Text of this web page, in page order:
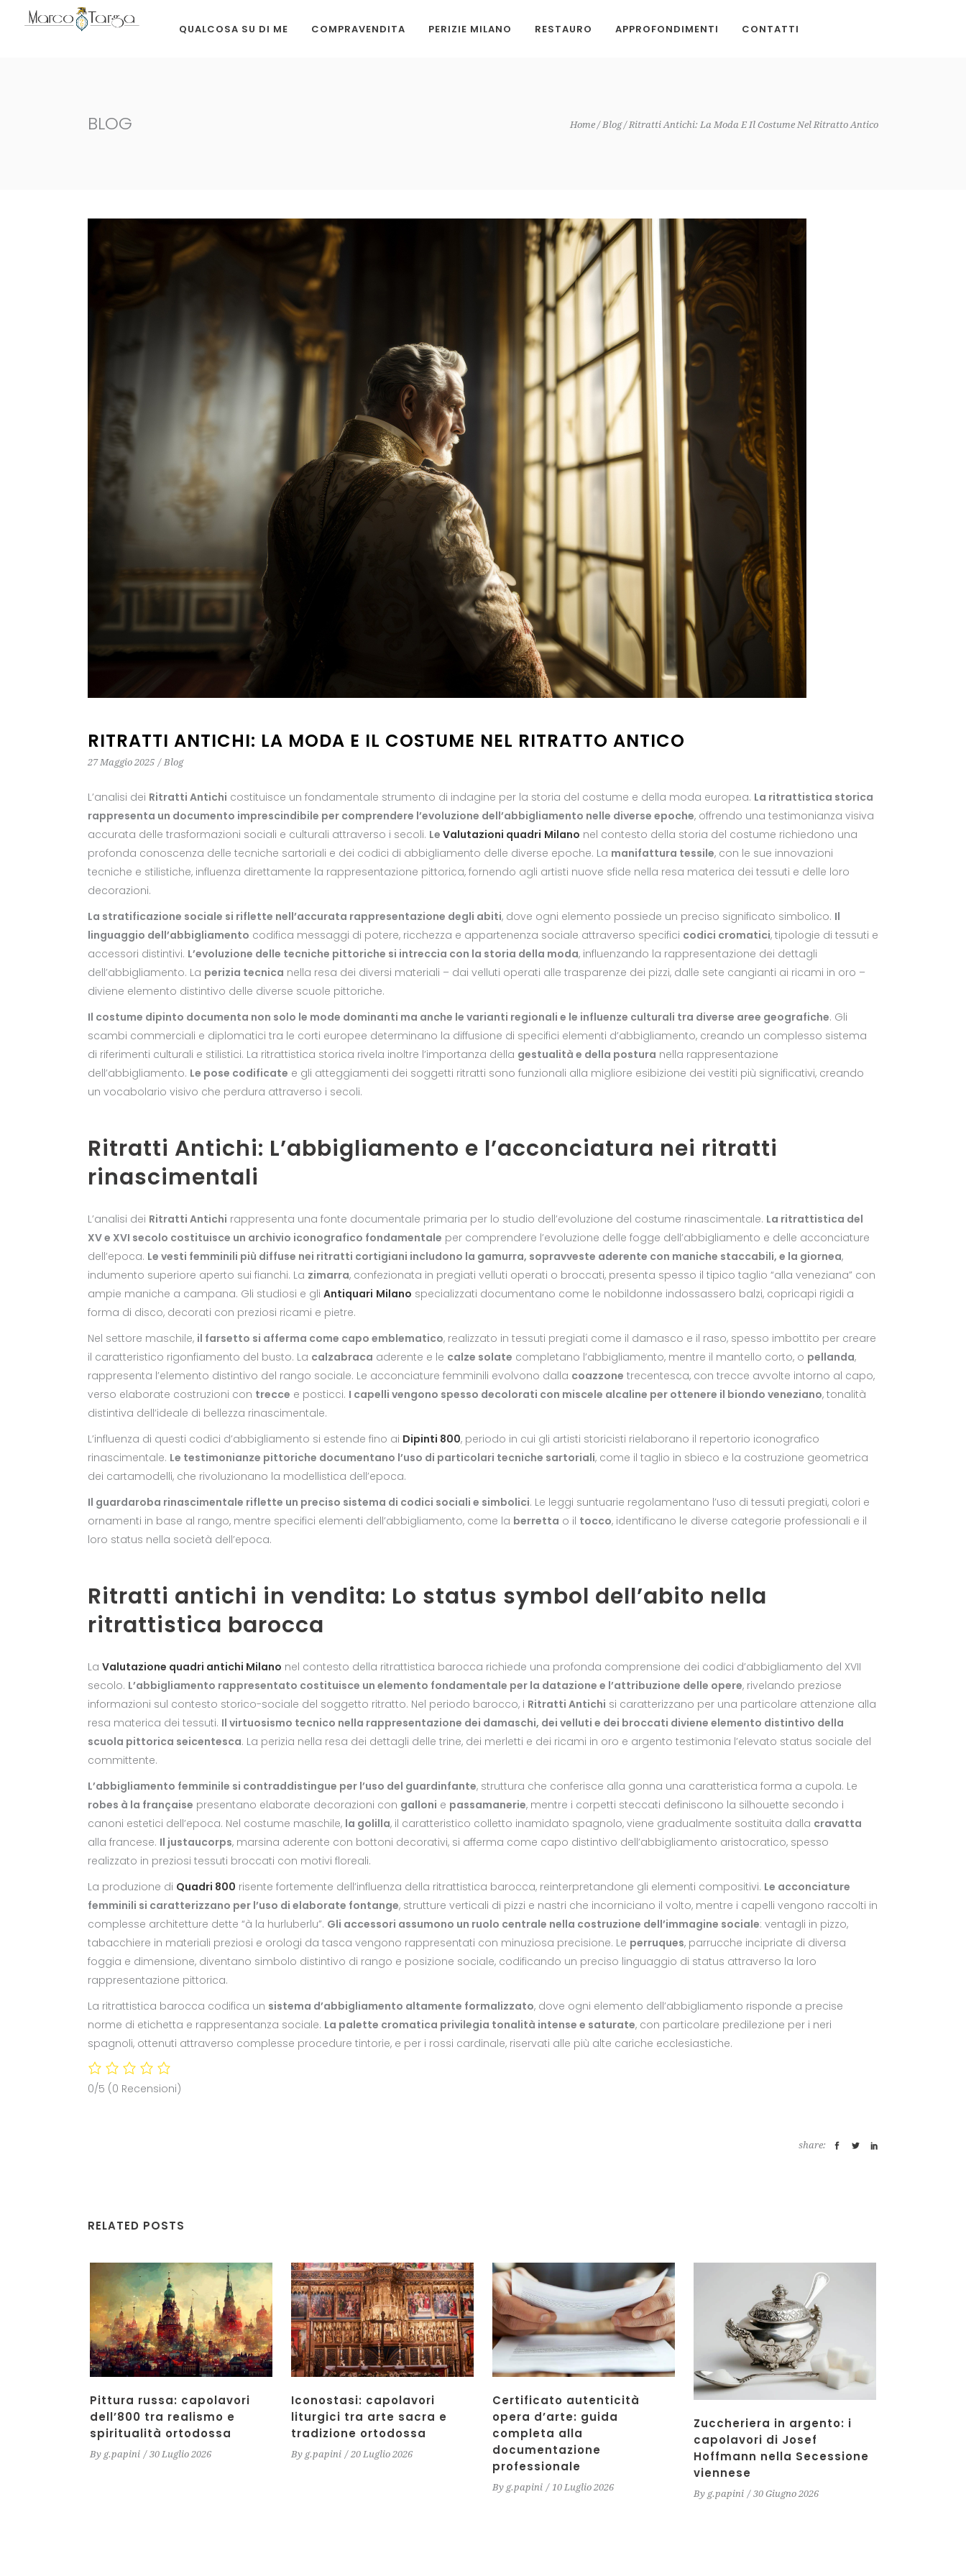
QUALCOSA SU DI ME COMPRAVENDITA PERIZIE MILANO RESTAURO APPROFONDIMENTI CONTATTI
BLOG Home Blog Ritratti Antichi: La Moda E Il Costume Nel Ritratto Antico
RITRATTI ANTICHI: LA MODA E IL COSTUME NEL RITRATTO ANTICO
27 Maggio 2025 Blog
L’analisi dei Ritratti Antichi costituisce un fondamentale strumento di indagine per la storia del costume e della moda europea. La ritrattistica storica
rappresenta un documento imprescindibile per comprendere l’evoluzione dell’abbigliamento nelle diverse epoche, offrendo una testimonianza visiva
accurata delle trasformazioni sociali e culturali attraverso i secoli. Le Valutazioni quadri Milano nel contesto della storia del costume richiedono una
profonda conoscenza delle tecniche sartoriali e dei codici di abbigliamento delle diverse epoche. La manifattura tessile, con le sue innovazioni
tecniche e stilistiche, influenza direttamente la rappresentazione pittorica, fornendo agli artisti nuove sfide nella resa materica dei tessuti e delle loro
decorazioni.
La stratificazione sociale si riflette nell’accurata rappresentazione degli abiti, dove ogni elemento possiede un preciso significato simbolico. Il
linguaggio dell’abbigliamento codifica messaggi di potere, ricchezza e appartenenza sociale attraverso specifici codici cromatici, tipologie di tessuti e
accessori distintivi. L’evoluzione delle tecniche pittoriche si intreccia con la storia della moda, influenzando la rappresentazione dei dettagli
dell’abbigliamento. La perizia tecnica nella resa dei diversi materiali – dai velluti operati alle trasparenze dei pizzi, dalle sete cangianti ai ricami in oro –
diviene elemento distintivo delle diverse scuole pittoriche.
Il costume dipinto documenta non solo le mode dominanti ma anche le varianti regionali e le influenze culturali tra diverse aree geografiche. Gli
scambi commerciali e diplomatici tra le corti europee determinano la diffusione di specifici elementi d’abbigliamento, creando un complesso sistema
di riferimenti culturali e stilistici. La ritrattistica storica rivela inoltre l’importanza della gestualità e della postura nella rappresentazione
dell’abbigliamento. Le pose codificate e gli atteggiamenti dei soggetti ritratti sono funzionali alla migliore esibizione dei vestiti più significativi, creando
un vocabolario visivo che perdura attraverso i secoli.
Ritratti Antichi: L’abbigliamento e l’acconciatura nei ritratti
rinascimentali
L’analisi dei Ritratti Antichi rappresenta una fonte documentale primaria per lo studio dell’evoluzione del costume rinascimentale. La ritrattistica del
XV e XVI secolo costituisce un archivio iconografico fondamentale per comprendere l’evoluzione delle fogge dell’abbigliamento e delle acconciature
dell’epoca. Le vesti femminili più diffuse nei ritratti cortigiani includono la gamurra, sopravveste aderente con maniche staccabili, e la giornea,
indumento superiore aperto sui fianchi. La zimarra, confezionata in pregiati velluti operati o broccati, presenta spesso il tipico taglio “alla veneziana” con
ampie maniche a campana. Gli studiosi e gli Antiquari Milano specializzati documentano come le nobildonne indossassero balzi, copricapi rigidi a
forma di disco, decorati con preziosi ricami e pietre.
Nel settore maschile, il farsetto si afferma come capo emblematico, realizzato in tessuti pregiati come il damasco e il raso, spesso imbottito per creare
il caratteristico rigonfiamento del busto. La calzabraca aderente e le calze solate completano l’abbigliamento, mentre il mantello corto, o pellanda,
rappresenta l’elemento distintivo del rango sociale. Le acconciature femminili evolvono dalla coazzone trecentesca, con trecce avvolte intorno al capo,
verso elaborate costruzioni con trecce e posticci. I capelli vengono spesso decolorati con miscele alcaline per ottenere il biondo veneziano, tonalità
distintiva dell’ideale di bellezza rinascimentale.
L’influenza di questi codici d’abbigliamento si estende fino ai Dipinti 800, periodo in cui gli artisti storicisti rielaborano il repertorio iconografico
rinascimentale. Le testimonianze pittoriche documentano l’uso di particolari tecniche sartoriali, come il taglio in sbieco e la costruzione geometrica
dei cartamodelli, che rivoluzionano la modellistica dell’epoca.
Il guardaroba rinascimentale riflette un preciso sistema di codici sociali e simbolici. Le leggi suntuarie regolamentano l’uso di tessuti pregiati, colori e
ornamenti in base al rango, mentre specifici elementi dell’abbigliamento, come la berretta o il tocco, identificano le diverse categorie professionali e il
loro status nella società dell’epoca.
Ritratti antichi in vendita: Lo status symbol dell’abito nella
ritrattistica barocca
La Valutazione quadri antichi Milano nel contesto della ritrattistica barocca richiede una profonda comprensione dei codici d’abbigliamento del XVII
secolo. L’abbigliamento rappresentato costituisce un elemento fondamentale per la datazione e l’attribuzione delle opere, rivelando preziose
informazioni sul contesto storico-sociale del soggetto ritratto. Nel periodo barocco, i Ritratti Antichi si caratterizzano per una particolare attenzione alla
resa materica dei tessuti. Il virtuosismo tecnico nella rappresentazione dei damaschi, dei velluti e dei broccati diviene elemento distintivo della
scuola pittorica seicentesca. La perizia nella resa dei dettagli delle trine, dei merletti e dei ricami in oro e argento testimonia l’elevato status sociale del
committente.
L’abbigliamento femminile si contraddistingue per l’uso del guardinfante, struttura che conferisce alla gonna una caratteristica forma a cupola. Le
robes à la française presentano elaborate decorazioni con galloni e passamanerie, mentre i corpetti steccati definiscono la silhouette secondo i
canoni estetici dell’epoca. Nel costume maschile, la golilla, il caratteristico colletto inamidato spagnolo, viene gradualmente sostituita dalla cravatta
alla francese. Il justaucorps, marsina aderente con bottoni decorativi, si afferma come capo distintivo dell’abbigliamento aristocratico, spesso
realizzato in preziosi tessuti broccati con motivi floreali.
La produzione di Quadri 800 risente fortemente dell’influenza della ritrattistica barocca, reinterpretandone gli elementi compositivi. Le acconciature
femminili si caratterizzano per l’uso di elaborate fontange, strutture verticali di pizzi e nastri che incorniciano il volto, mentre i capelli vengono raccolti in
complesse architetture dette “à la hurluberlu”. Gli accessori assumono un ruolo centrale nella costruzione dell’immagine sociale: ventagli in pizzo,
tabacchiere in materiali preziosi e orologi da tasca vengono rappresentati con minuziosa precisione. Le perruques, parrucche incipriate di diversa
foggia e dimensione, diventano simbolo distintivo di rango e posizione sociale, codificando un preciso linguaggio di status attraverso la loro
rappresentazione pittorica.
La ritrattistica barocca codifica un sistema d’abbigliamento altamente formalizzato, dove ogni elemento dell’abbigliamento risponde a precise
norme di etichetta e rappresentanza sociale. La palette cromatica privilegia tonalità intense e saturate, con particolare predilezione per i neri
spagnoli, ottenuti attraverso complesse procedure tintorie, e per i rossi cardinale, riservati alle più alte cariche ecclesiastiche.
0/5 (0 Recensioni)
share:
RELATED POSTS
Pittura russa: capolavori
dell’800 tra realismo e
spiritualità ortodossa
By g.papini 30 Luglio 2026
Iconostasi: capolavori
liturgici tra arte sacra e
tradizione ortodossa
By g.papini 20 Luglio 2026
Certificato autenticità
opera d’arte: guida
completa alla
documentazione
professionale
By g.papini 10 Luglio 2026
Zuccheriera in argento: i
capolavori di Josef
Hoffmann nella Secessione
viennese
By g.papini 30 Giugno 2026